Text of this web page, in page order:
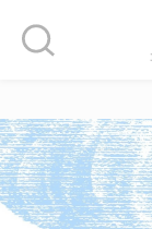
נוער